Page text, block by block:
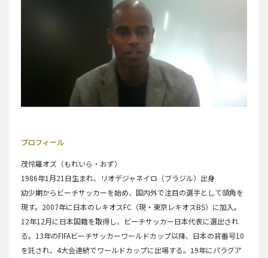
プロフィール
茂怜羅オズ（もれいら・おず）
1986年1月21日生まれ、リオデジャネイロ（ブラジル）出身
幼少期からビーチサッカーを始め、国内外で注目の選手として頭角を
現す。2007年に日本のレキオスFC（現・東京レキオスBS）に加入。
12年12月に日本国籍を取得し、ビーチサッカー日本代表に選出され
る。13年のFIFAビーチサッカーワールドカップ以降、日本の背番号10
を託され、4大会連続でワールドカップに出場する。19年にパラグア